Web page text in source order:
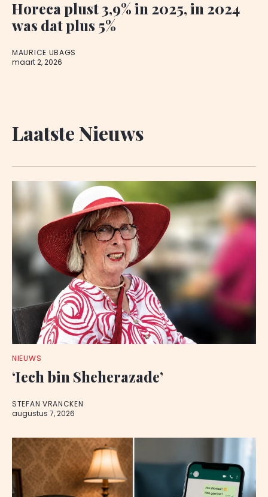
Horeca plust 3,9% in 2025, in 2024
was dat plus 5%
MAURICE UBAGS
maart 2, 2026
Laatste Nieuws
NIEUWS
‘Iech bin Sheherazade’
STEFAN VRANCKEN
augustus 7, 2026